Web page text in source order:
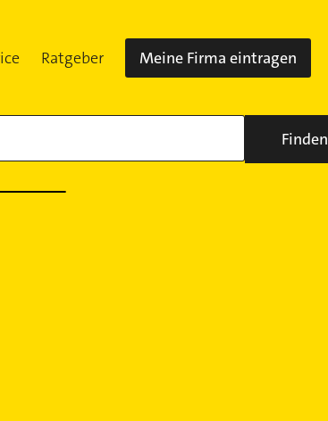
Ratgeber Meine Firma eintragen
Finden